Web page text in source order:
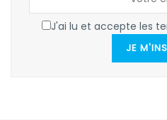
J'ai lu et accepte les
JE